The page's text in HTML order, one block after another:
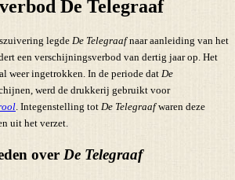
De Telegraaf
legde De Telegraafnaar aanleiding van het
een verschijningsverbod van dertig jaar op. Het
weer ingetrokken. In de periode dat De
werd de drukkerij gebruikt voor
. Integenstelling tot De Telegraafwaren deze
uit het verzet.
over De Telegraaf